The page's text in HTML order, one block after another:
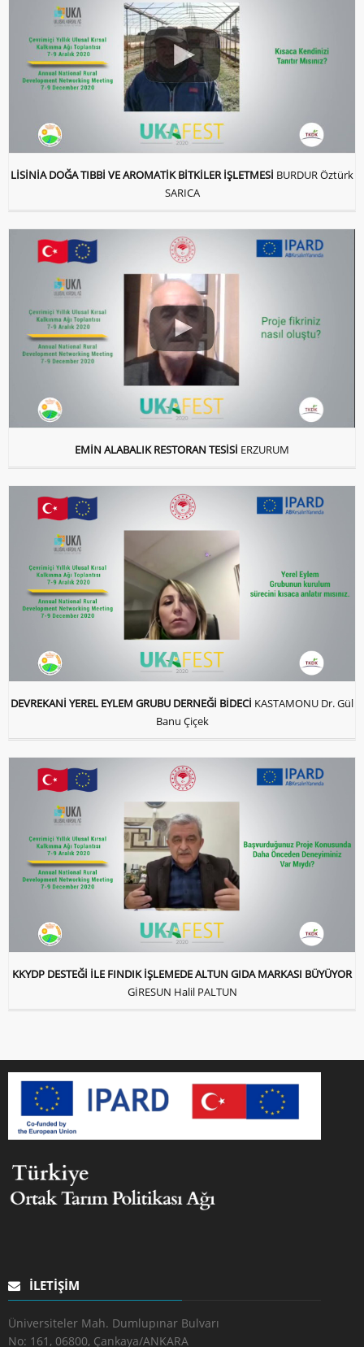
LİSİNİA DOĞA TIBBİ VE AROMATİK BİTKİLER İŞLETMESİ BURDUR Öztürk
SARICA
EMİN ALABALIK RESTORAN TESİSİ ERZURUM
DEVREKANİ YEREL EYLEM GRUBU DERNEĞİ BİDECİ KASTAMONU Dr. Gül
Banu Çiçek
KKYDP DESTEĞİ İLE FINDIK İŞLEMEDE ALTUN GIDA MARKASI BÜYÜYOR
GİRESUN Halil PALTUN
İLETIŞIM
Üniversiteler Mah. Dumlupınar Bulvarı
No: 161, 06800, Çankaya/ANKARA